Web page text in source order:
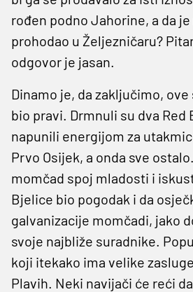
rođen podno Jahorine, a da
prohodao u Željezničaru?
odgovor je jasan.
Dinamo je, da zaključimo,
bio pravi. Drmnuli su dva Red
napunili energijom za
Prvo Osijek, a onda sve
momčad spoj mladosti i
Bjelice bio pogodak i da
galvanizacije momčadi, jako
svoje najbliže suradnike.
koji itekako ima velike
Plavih. Neki navijači će reći